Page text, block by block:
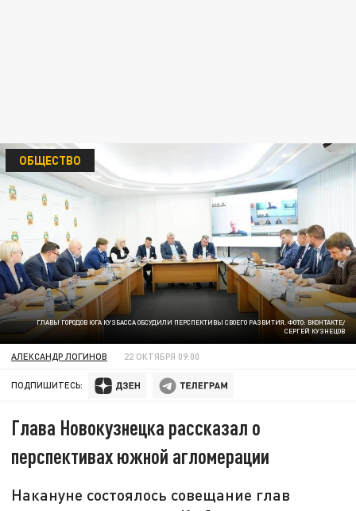
ГЛАВЫ ГОРОДОВ ЮГА КУЗБАССА ОБСУДИЛИ ПЕРСПЕКТИВЫ СВОЕГО РАЗВИТИЯ. ФОТО: ВКОНТАКТЕ/
СЕРГЕЙ КУЗНЕЦОВ
ОБЩЕСТВО
АЛЕКСАНДР ЛОГИНОВ 22 ОКТЯБРЯ 09:00
ПОДПИШИТЕСЬ:
Глава Новокузнецка рассказал о
перспективах южной агломерации
Накануне состоялось совещание глав